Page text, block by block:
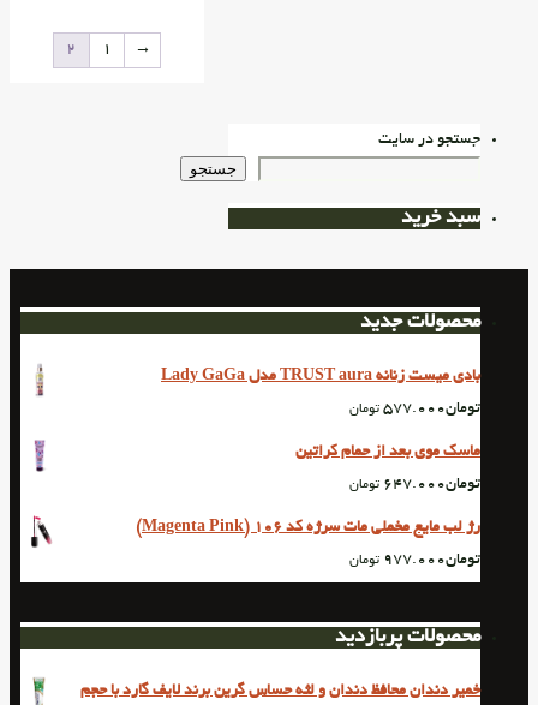
→ ۱ ۲
جستجو در سایت
جستجو
سبد خرید
محصولات جدید
بادی میست زنانه TRUST aura مدل Lady GaGa
تومان577.000 تومان
ماسک موی بعد از حمام کراتین
تومان647.000 تومان
رژ لب مایع مخملی مات سرژه کد 106 (Magenta Pink)
تومان977.000 تومان
محصولات پربازدید
خمیر دندان محافظ دندان و لثه حساس گرین برند لایف گارد با حجم